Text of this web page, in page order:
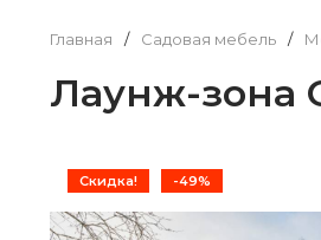
Главная / Садовая мебель /
Лаунж-зона
Скидка! -49%